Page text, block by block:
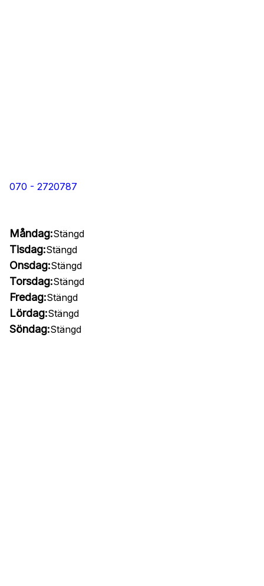
070 - 2720787
Måndag:Stängd
Tisdag:Stängd
Onsdag:Stängd
Torsdag:Stängd
Fredag:Stängd
Lördag:Stängd
Söndag:Stängd